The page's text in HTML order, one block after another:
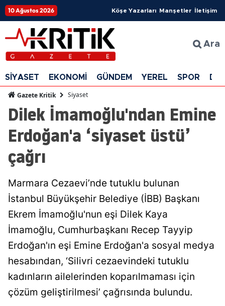
10 Ağustos 2026 Köşe Yazarları Manşetler İletişim
Ara
SİYASET EKONOMİ GÜNDEM YEREL SPOR
Gazete Kritik Siyaset
Dilek İmamoğlu'ndan Emine
Erdoğan'a ‘siyaset üstü’
çağrı
Marmara Cezaevi’nde tutuklu bulunan
İstanbul Büyükşehir Belediye (İBB) Başkanı
Ekrem İmamoğlu'nun eşi Dilek Kaya
İmamoğlu, Cumhurbaşkanı Recep Tayyip
Erdoğan'ın eşi Emine Erdoğan'a sosyal medya
hesabından, ‘Silivri cezaevindeki tutuklu
kadınların ailelerinden koparılmaması için
çözüm geliştirilmesi’ çağrısında bulundu.